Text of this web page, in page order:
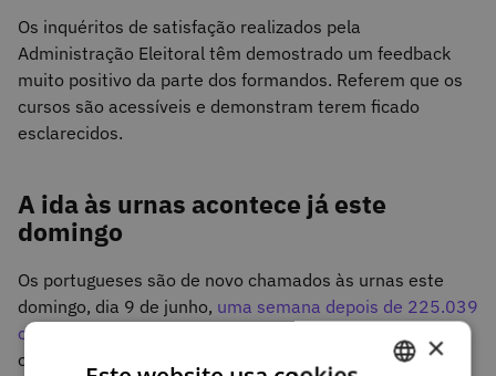
Os inquéritos de satisfação realizados pela
Administração Eleitoral têm demostrado um feedback
muito positivo da parte dos formandos. Referem que os
cursos são acessíveis e demonstram terem ficado
esclarecidos.
A ida às urnas acontece já este
domingo
Os portugueses são de novo chamados às urnas este
domingo, dia 9 de junho, uma semana depois de 225.039
cidadãos já terem votado antecipadamente
onde e como votar
×